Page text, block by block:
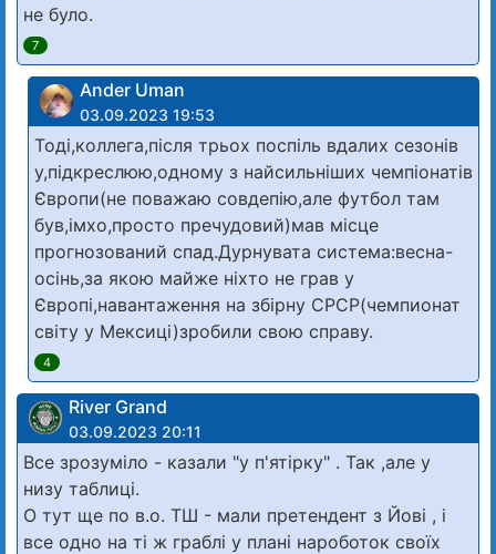
не було.
7
Ander Uman
03.09.2023 19:53
Тоді,коллега,після трьох поспіль вдалих сезонів
у,підкреслюю,одному з найсильніших чемпіонатів
Європи(не поважаю совдепію,але футбол там
був,імхо,просто пречудовий)мав місце
прогнозований спад.Дурнувата система:весна-
осінь,за якою майже ніхто не грав у
Європі,навантаження на збірну СРСР(чемпионат
світу у Мексиці)зробили свою справу.
4
River Grand
03.09.2023 20:11
Все зрозуміло - казали "у п'ятірку" . Так ,але у
низу таблиці.
О тут ще по в.о. ТШ - мали претендент з Йові , і
все одно на ті ж граблі у плані нароботок своїх